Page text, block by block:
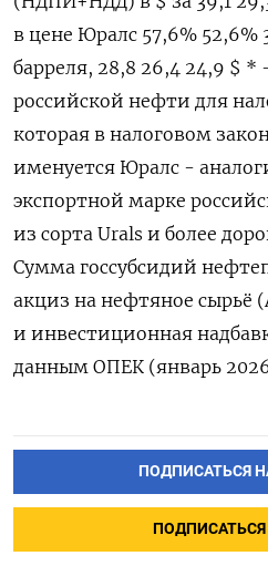
в цене Юралс 57,6% 52,6%
барреля, 28,8 26,4 24,9 $ *
российской нефти для
которая в налоговом
именуется Юралс -
экспортной марке
из сорта Urals и более
Сумма госсубсидий
акциз на ‌нефтяное
и инвестиционная
данным ОПЕК (январь
ПОДПИСАТЬСЯ
ПОДПИСАТЬСЯ